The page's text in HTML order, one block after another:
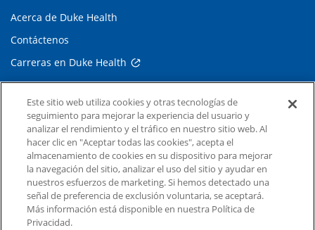
Acerca de Duke Health
Contáctenos
Carreras en Duke Health
Sala de Prensa de Duke Health
Suscripción al Correo Electrónico
Médicos Derivadores
Enlaces relacionados
Duke Cancer Institute
Duke Children's
Este sitio web utiliza cookies y otras tecnologías de
seguimiento para mejorar la experiencia del usuario y
analizar el rendimiento y el tráfico en nuestro sitio web. Al
hacer clic en "Aceptar todas las cookies", acepta el
almacenamiento de cookies en su dispositivo para mejorar
la navegación del sitio, analizar el uso del sitio y ayudar en
nuestros esfuerzos de marketing. Si hemos detectado una
señal de preferencia de exclusión voluntaria, se aceptará.
Más información está disponible en nuestra Política de
Privacidad.